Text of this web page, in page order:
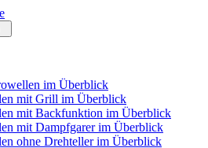
im Überblick
mit Grill im Überblick
mit Backfunktion im Überblick
mit Dampfgarer im Überblick
ohne Drehteller im Überblick